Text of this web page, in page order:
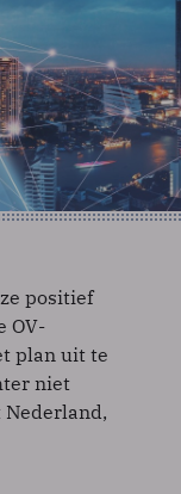
positief
OV-
plan uit te
niet